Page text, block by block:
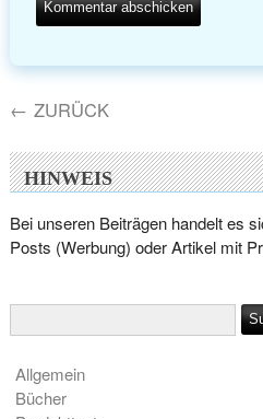
← ZURÜCK
HINWEIS
Bei unseren Beiträgen handelt es
Posts (Werbung) oder Artikel mit
Allgemein
Bücher